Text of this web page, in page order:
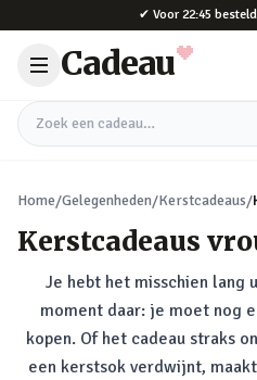
✔ Voor 22:45
Cadeau
Zoek een cadeau
Home/Gelegenheden/Kerstcadeaus/
Kerstcadeaus
Je hebt het misschien lang
moment daar: je moet nog
kopen. Of het cadeau straks
een kerstsok verdwijnt,